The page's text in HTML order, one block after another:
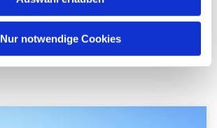
Nur notwendige Cookies